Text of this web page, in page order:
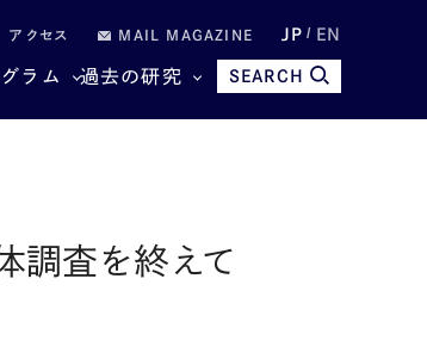
アクセス MAIL MAGAZINE JP EN
ラム 過去の研究 SEARCH
調査を終えて